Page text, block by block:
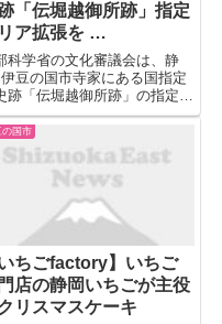
「伝堀越御所跡」指定
ア拡張を …
科学省の文化審議会は、静
豆の国市寺家にある国指定
跡「伝堀越御所跡」の指定エ
を広げるよう文科相に答申し
た。
の国市
いちごfactory】いちご
店の静岡いちごが主役
リスマスケーキ